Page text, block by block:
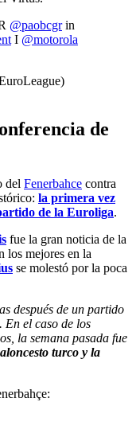
@paobcgrin
I @motorola
de
del Fenerbahce contra
la primera vez
de la Euroliga.
fue la gran noticia de la
los mejores en la
se molestó por la poca
después de un partido
En el caso de los
la semana pasada fue
turco y la